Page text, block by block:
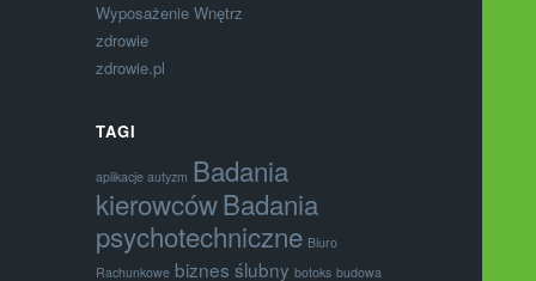
Wyposażenie Wnętrz
zdrowie
zdrowie.pl
TAGI
aplikacje autyzm Badania
kierowcówBadania
psychotechniczne Biuro
Rachunkowe biznes ślubny botoks budowa